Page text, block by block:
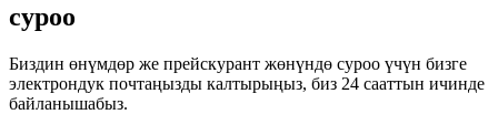
суроо
Биздин өнүмдөр же прейскурант жөнүндө суроо үчүн бизге
электрондук почтаңызды калтырыңыз, биз 24 сааттын ичинде
байланышабыз.